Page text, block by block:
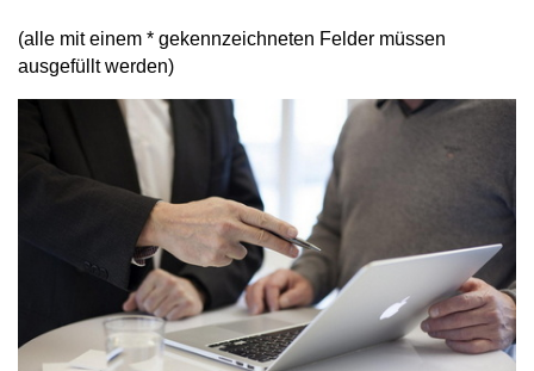
(alle mit einem * gekennzeichneten Felder müssen
ausgefüllt werden)